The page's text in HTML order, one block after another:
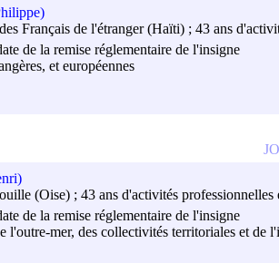
Français de l'étranger (Haïti) ; 43 ans
de la remise réglementaire de l'insigne
et européennes
(Oise) ; 43 ans d'activités professionnelles
de la remise réglementaire de l'insigne
l'outre-mer, des collectivités territoriales et de